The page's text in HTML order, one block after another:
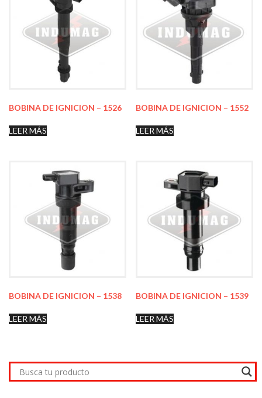
BOBINA DE IGNICION – 1526
LEER MÁS
BOBINA DE IGNICION – 1552
LEER MÁS
BOBINA DE IGNICION – 1538
LEER MÁS
BOBINA DE IGNICION – 1539
LEER MÁS